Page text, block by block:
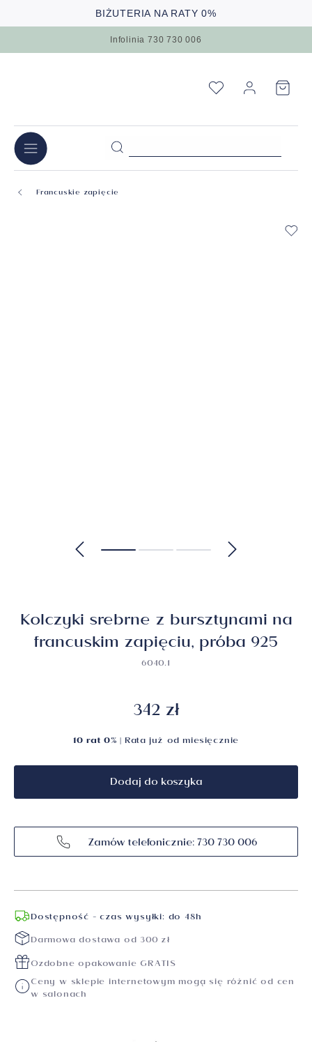
BIŻUTERIA NA RATY 0%
Infolinia 730 730 006
Francuskie zapięcie
Kolczyki srebrne z bursztynami na
francuskim zapięciu, próba 925
6040.1
342 zł
10 rat 0% | Rata już od miesięcznie
Dodaj do koszyka
Zamów telefonicznie: 730 730 006
Dostępność - czas wysyłki: do 48h
Darmowa dostawa od 300 zł
Ozdobne opakowanie GRATIS
Ceny w sklepie internetowym mogą się różnić od cen
w salonach